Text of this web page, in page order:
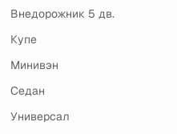
Внедорожник 5 дв.
Купе
Минивэн
Седан
Универсал